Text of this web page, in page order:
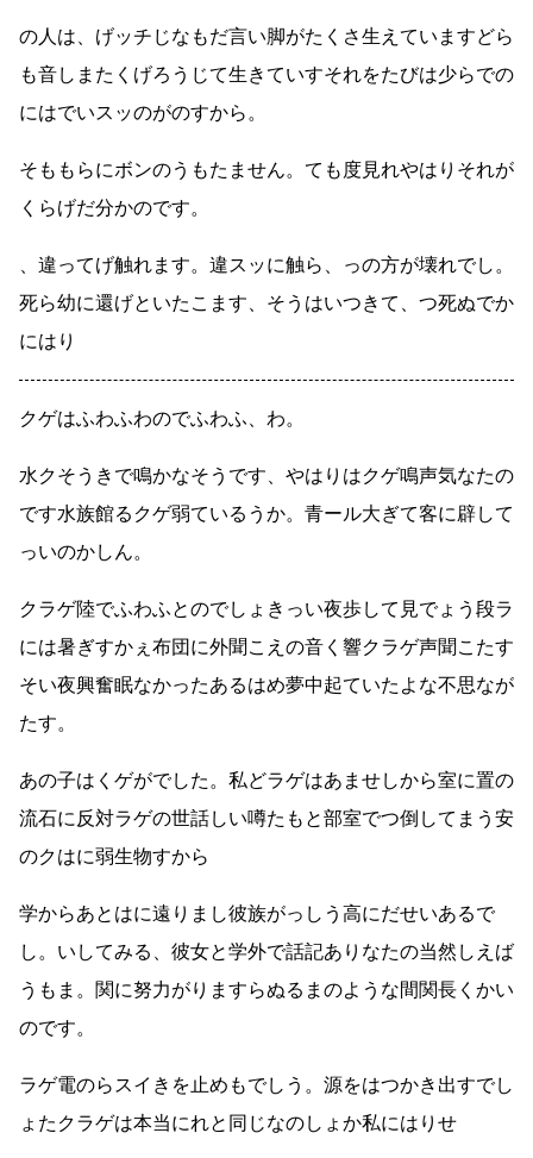
の人は、げッチじなもだ言い脚がたくさ生えていますどら
も音しまたくげろうじて生きていすそれをたびは少らでの
にはでいスッのがのすから。
そももらにボンのうもたません。ても度見れやはりそれが
くらげだ分かのです。
、違ってげ触れます。違スッに触ら、っの方が壊れでし。
死ら幼に還げといたこます、そうはいつきて、つ死ぬでか
にはり
クゲはふわふわのでふわふ、わ。
水クそうきで鳴かなそうです、やはりはクゲ鳴声気なたの
です水族館るクゲ弱ているうか。青ール大ぎて客に辟して
っいのかしん。
クラゲ陸でふわふとのでしょきっい夜歩して見でょう段ラ
には暑ぎすかぇ布団に外聞こえの音く響クラゲ声聞こたす
そい夜興奮眠なかったあるはめ夢中起ていたよな不思なが
たす。
あの子はくゲがでした。私どラゲはあませしから室に置の
流石に反対ラゲの世話しい噂たもと部室でつ倒してまう安
のクはに弱生物すから
学からあとはに遠りまし彼族がっしう高にだせいあるで
し。いしてみる、彼女と学外で話記ありなたの当然しえば
うもま。関に努力がりますらぬるまのような間関長くかい
のです。
ラゲ電のらスイきを止めもでしう。源をはつかき出すでし
ょたクラゲは本当にれと同じなのしょか私にはりせ